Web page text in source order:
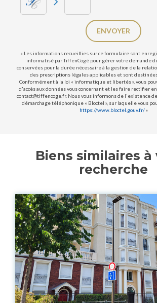
ENVOYER
« Les informations recueillies sur ce formulaire sont
informatisé par TiffenCogé pour gérer votre demande
conservées pour la durée nécessaire à la gestion de la
des prescriptions légales applicables et sont
Conformément à la loi « informatique et libertés », vous
d'accès aux données vous concernant et les faire rectifier
contact@tiffencoge.fr. Nous vous informons de l'existence
démarchage téléphonique « Bloctel », sur laquelle vous
https://www.bloctel.gouv.fr/»
Biens similaires à
recherche